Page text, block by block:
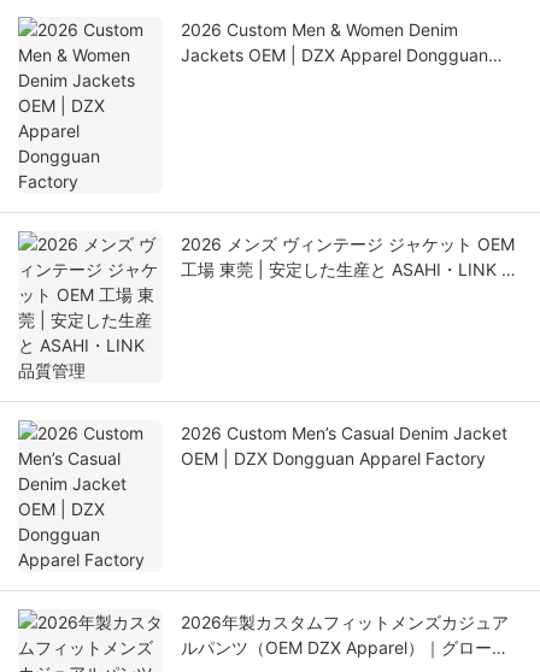
2026 Custom Men & Women Denim
Jackets OEM | DZX Apparel Dongguan
2026 メンズ ヴィンテージ ジャケット OEM
工場 東莞 | 安定した生産と ASAHI・LINK 品
2026 Custom Men’s Casual Denim Jacket
OEM | DZX Dongguan Apparel Factory
2026年製カスタムフィットメンズカジュア
ルパンツ（OEM DZX Apparel）｜グローバ